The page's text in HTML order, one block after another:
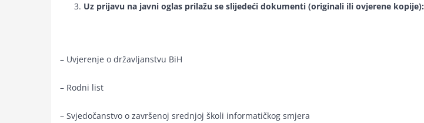
Uz prijavu na javni oglas prilažu se slijedeći dokumenti (originali ili ovjerene kopije):
– Uvjerenje o državljanstvu BiH
– Rodni list
– Svjedočanstvo o završenoj srednjoj školi informatičkog smjera